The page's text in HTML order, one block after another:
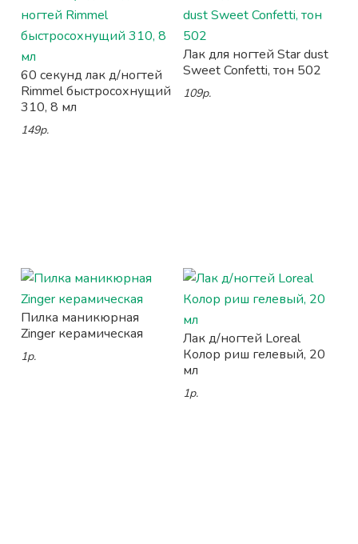
60 секунд лак д/ногтей
Rimmel быстросохнущий
310, 8 мл
149р.
Лак для ногтей Star dust
Sweet Confetti, тон 502
109р.
Пилка маникюрная
Zinger керамическая
1р.
Лак д/ногтей Loreal
Колор риш гелевый, 20
мл
1р.